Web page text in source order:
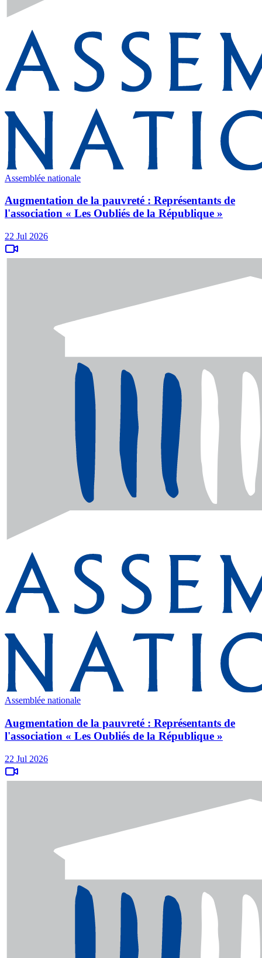
Assemblée nationale
Augmentation de la pauvreté : Représentants de
l'association « Les Oubliés de la République »
22 Jul 2026
Assemblée nationale
Augmentation de la pauvreté : Représentants de
l'association « Les Oubliés de la République »
22 Jul 2026